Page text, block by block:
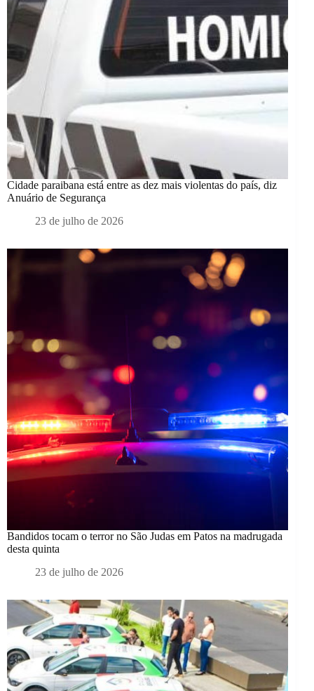
Cidade paraibana está entre as dez mais violentas do país, diz
Anuário de Segurança
23 de julho de 2026
Bandidos tocam o terror no São Judas em Patos na madrugada
desta quinta
23 de julho de 2026